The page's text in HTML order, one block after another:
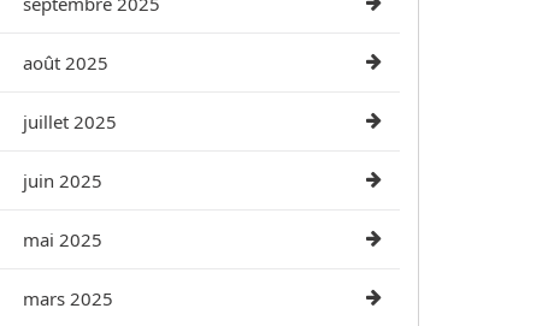
août 2025
juillet 2025
juin 2025
mai 2025
mars 2025